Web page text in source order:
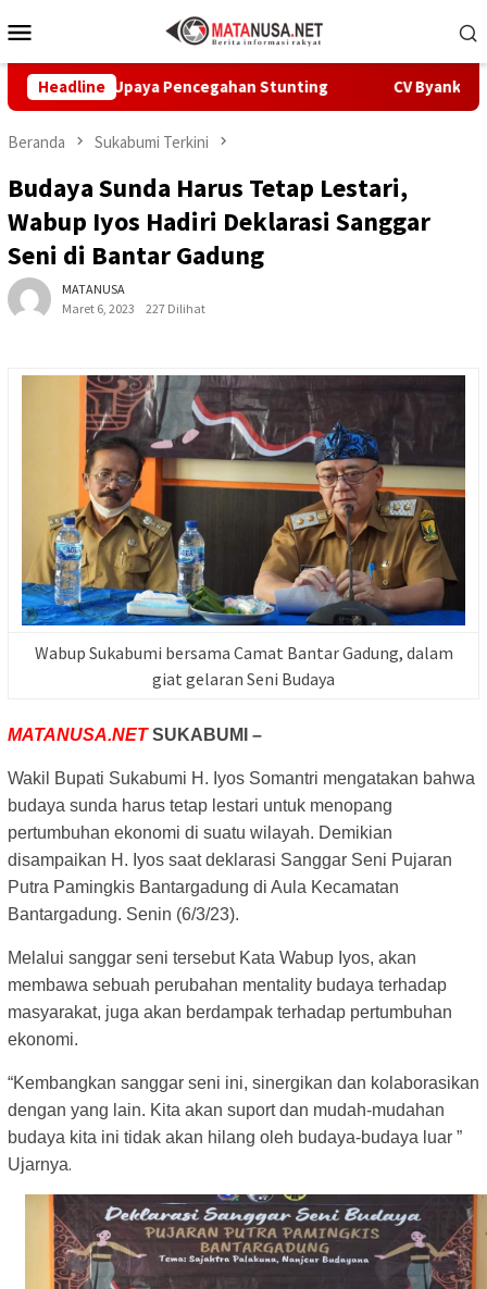
ke
Mobile
Headline
Upaya Pencegahan Stunting CV Byankarya Pastikan
Beranda Sukabumi Terkini
Budaya Sunda Harus Tetap Lestari,
Wabup Iyos Hadiri Deklarasi Sanggar
Seni di Bantar Gadung
MATANUSA
Maret 6, 2023
227 Dilihat
Wabup Sukabumi bersama Camat Bantar Gadung, dalam
giat gelaran Seni Budaya
MATANUSA.NETSUKABUMI –
Wakil Bupati Sukabumi H. Iyos Somantri mengatakan bahwa
budaya sunda harus tetap lestari untuk menopang
pertumbuhan ekonomi di suatu wilayah. Demikian
disampaikan H. Iyos saat deklarasi Sanggar Seni Pujaran
Putra Pamingkis Bantargadung di Aula Kecamatan
Bantargadung. Senin (6/3/23).
Melalui sanggar seni tersebut Kata Wabup Iyos, akan
membawa sebuah perubahan mentality budaya terhadap
masyarakat, juga akan berdampak terhadap pertumbuhan
ekonomi.
“Kembangkan sanggar seni ini, sinergikan dan kolaborasikan
dengan yang lain. Kita akan suport dan mudah-mudahan
budaya kita ini tidak akan hilang oleh budaya-budaya luar ”
Ujarnya.